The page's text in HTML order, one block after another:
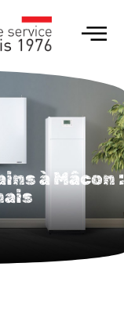
à Mâcon :